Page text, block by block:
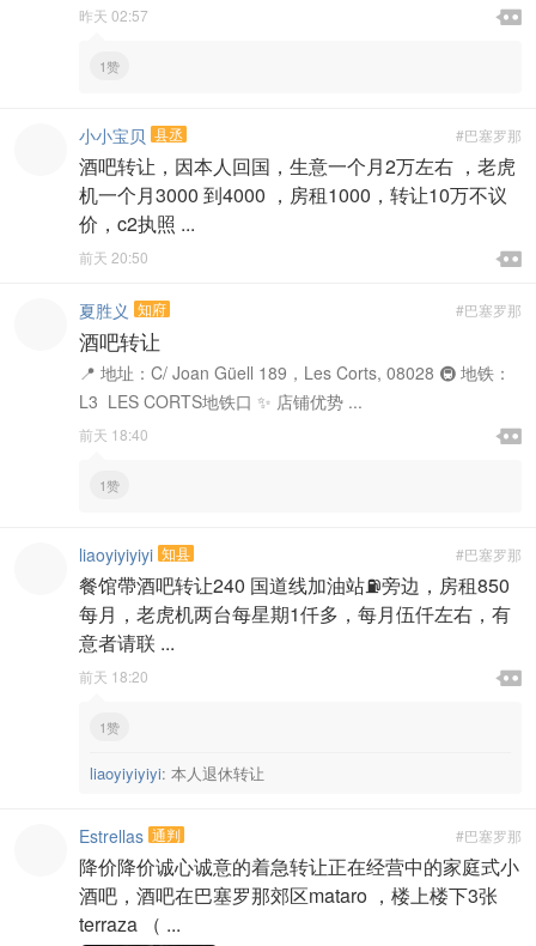

昨天 02:57 
1赞
#巴塞罗那
小小宝贝 县丞
酒吧转让，因本人回国，生意一个月2万左右 ，老虎
机一个月3000 到4000 ，房租1000，转让10万不议
价，c2执照 ...

前天 20:50 
#巴塞罗那
夏胜义 知府
酒吧转让
📍 地址：C/ Joan Güell 189，Les Corts, 08028 🚇 地铁：
L3 LES CORTS地铁口 ✨ 店铺优势 ...

前天 18:40 
1赞
#巴塞罗那
liaoyiyiyiyi 知县
餐馆帶酒吧转让240 国道线加油站⛽旁边，房租850
每月，老虎机两台每星期1仟多，每月伍仟左右，有
意者请联 ...

前天 18:20 
1赞
liaoyiyiyiyi: 本人退休转让
#巴塞罗那
Estrellas 通判
降价降价诚心诚意的着急转让正在经营中的家庭式小
酒吧，酒吧在巴塞罗那郊区mataro ，楼上楼下3张
terraza （ ...